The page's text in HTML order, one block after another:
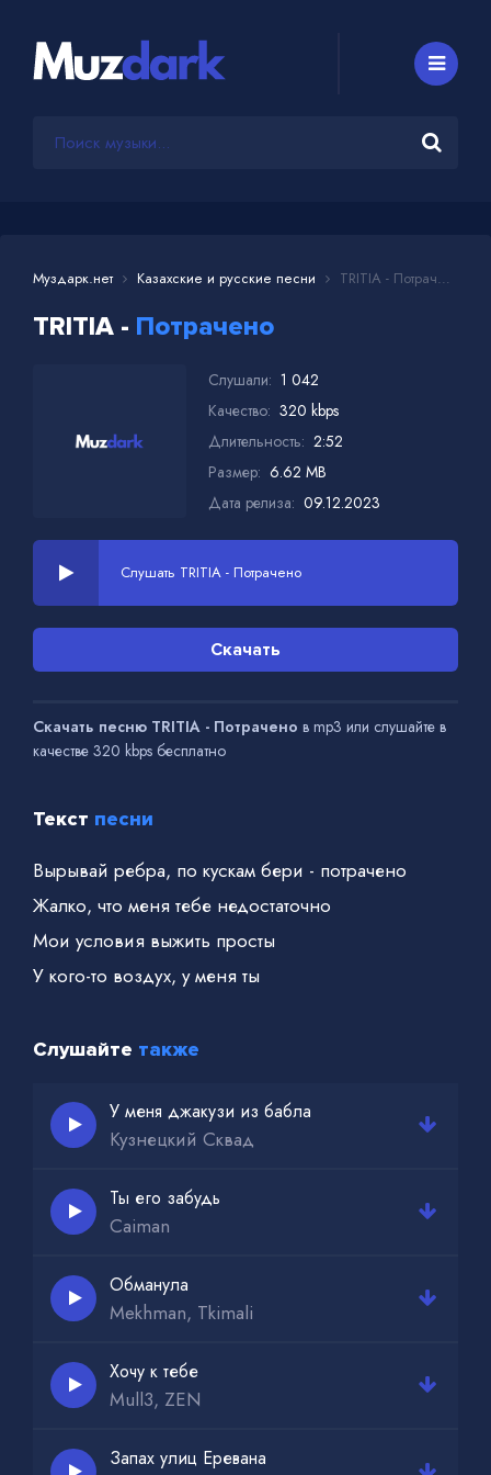
Муздарк.нет Казахские и русские песни TRITIA - Потрачено
TRITIA - Потрачено
Слушали: 1 042
Качество: 320 kbps
Длительность: 2:52
Размер: 6.62 MB
Дата релиза: 09.12.2023
Слушать TRITIA - Потрачено
Скачать
Скачать песню TRITIA - Потрачено в mp3 или слушайте в
качестве 320 kbps бесплатно
Текст песни
Вырывай ребра, по кускам бери - потрачено
Жалко, что меня тебе недостаточно
Мои условия выжить просты
У кого-то воздух, у меня ты
Слушайте также
У меня джакузи из бабла
Кузнецкий Сквад
Ты его забудь
Caiman
Обманула
Mekhman, Tkimali
Хочу к тебе
Mull3, ZEN
Запах улиц Еревана